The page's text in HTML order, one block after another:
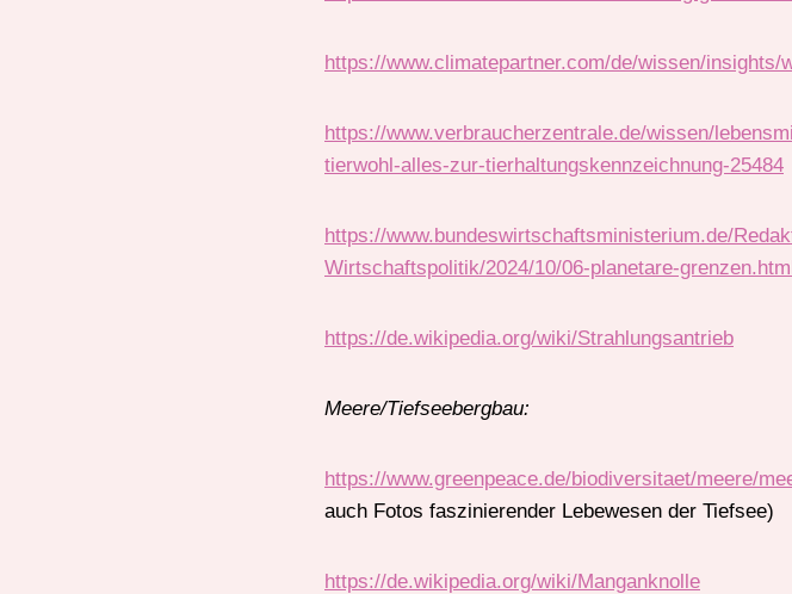
https://www.climatepartner.com/de/wissen/insights/
https://www.verbraucherzentrale.de/wissen/
tierwohl-alles-zur-tierhaltungskennzeichnung-25484
https://www.bundeswirtschaftsministerium.de/
Wirtschaftspolitik/2024/10/06-planetare-
https://de.wikipedia.org/wiki/Strahlungsantrieb
Meere/Tiefseebergbau:
https://www.greenpeace.de/biodiversitaet/meere/
auch Fotos faszinierender Lebewesen der Tiefsee)
https://de.wikipedia.org/wiki/Manganknolle